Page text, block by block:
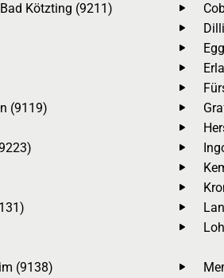
Kötzting (9211)
(9119)
(9138)